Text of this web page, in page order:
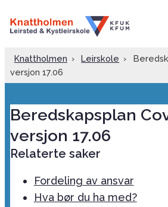
Knattholmen › Leirskole ›
versjon 17.06
Beredskapsplan
versjon 17.06
Relaterte saker
Fordeling av ansvar
Hva bør du ha med?